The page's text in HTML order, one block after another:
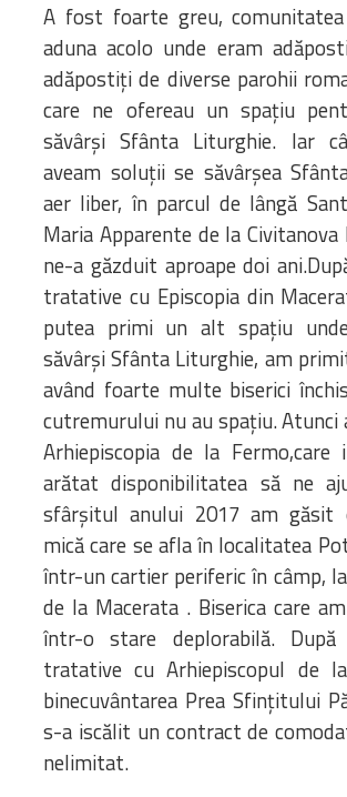
A fost foarte greu,
aduna acolo unde eram
adăpostiți de diverse parohii
care ne ofereau un spațiu
săvârși Sfânta Liturghie. Iar
aveam soluții se săvârșea
aer liber, în parcul de lângă
Maria Apparente de la Civitanova
ne-a găzduit aproape doi
tratative cu Episcopia din
putea primi un alt spațiu
săvârși Sfânta Liturghie, am
având foarte multe biserici
cutremurului nu au spațiu. Atunci
Arhiepiscopia de la Fermo,care
arătat disponibilitatea să ne
sfârșitul anului 2017 am găsit
mică care se afla în localitatea
într-un cartier periferic în câmp,
de la Macerata . Biserica care
într-o stare deplorabilă.
tratative cu Arhiepiscopul de
binecuvântarea Prea Sfințitului
s-a iscălit un contract de
nelimitat.